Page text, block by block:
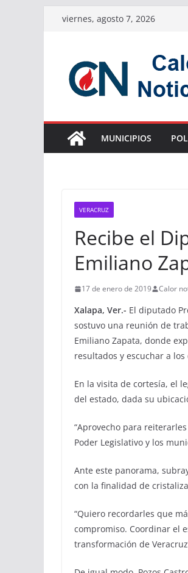
Saltarviernes, agosto 7, 2026
MUNICIPIOS
VERACRUZ
Recibe el
Emiliano
17 de enero de 2019 Calor
Xalapa, Ver.- El diputado
sostuvo una reunión de
Emiliano Zapata, donde
resultados y escuchar a los
En la visita de cortesía, el
del estado, dada su
“Aprovecho para
Poder Legislativo y los
Ante este panorama,
con la finalidad de
“Quiero recordarles que
compromiso. Coordinar el
transformación de